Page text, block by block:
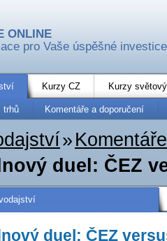
ONLINE
pro Vaše úspěšné investice
Kurzy CZ Kurzy
trhů Komentáře a doporučení
»
duel: ČEZ
duel: ČEZ